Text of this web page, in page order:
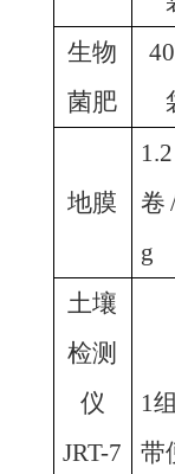
生物
菌肥
地膜
卷
g
土壤
检测
仪
JRT-7
1
带